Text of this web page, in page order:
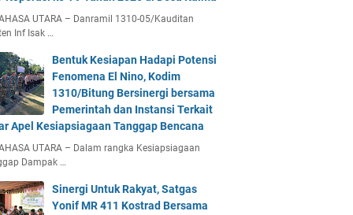
UTARA – Danramil 1310-05/Kauditan
Inf Isak …
Bentuk Kesiapan Hadapi Potensi
Fenomena El Nino, Kodim
1310/Bitung Bersinergi bersama
Pemerintah dan Instansi Terkait
Apel Kesiapsiagaan Tanggap Bencana
UTARA – Dalam rangka Kesiapsiagaan
Dampak …
Sinergi Untuk Rakyat, Satgas
Yonif MR 411 Kostrad Bersama